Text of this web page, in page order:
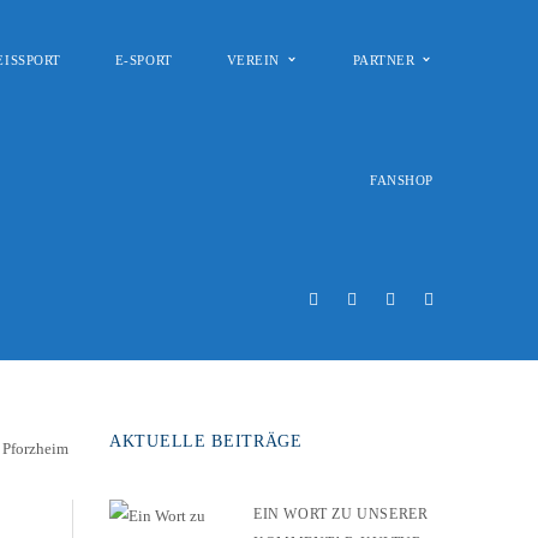
E-SPORT VEREIN PARTNER
FANSHOP
AKTUELLE BEITRÄGE
EIN WORT ZU UNSERER